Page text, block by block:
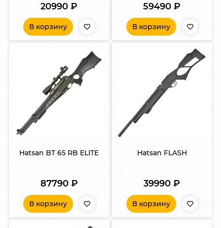
20990₽
В корзину
59490₽
В корзину
Hatsan BT 65 RB ELITE
87790 ₽
В корзину
Hatsan FLASH
39990₽
В корзину